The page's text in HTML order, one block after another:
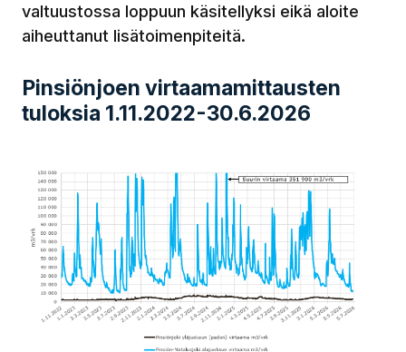
valtuustossa loppuun käsitellyksi eikä aloite
aiheuttanut lisätoimenpiteitä.
Pinsiönjoen virtaamamittausten
tuloksia 1.11.2022-30.6.2026